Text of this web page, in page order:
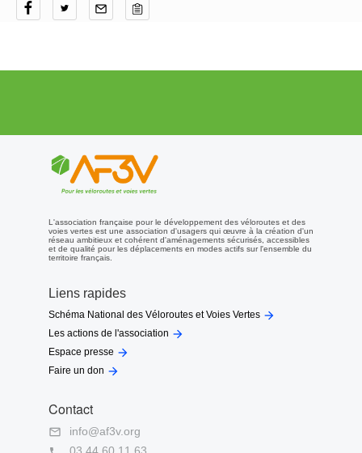
L'association française pour le développement des véloroutes et des
voies vertes est une association d'usagers qui œuvre à la création d'un
réseau ambitieux et cohérent d'aménagements sécurisés, accessibles
et de qualité pour les déplacements en modes actifs sur l'ensemble du
territoire français.
Liens rapides
Schéma National des Véloroutes et Voies Vertes 
Les actions de l'association 
Espace presse 
Faire un don 
Contact

info@af3v.org